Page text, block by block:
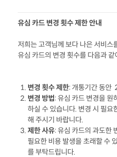
유심 카드 변경 횟수 제한 안내
저희는 고객님께 보다 나은 서비스
유심 카드의 변경 횟수를 다음과
변경 횟수 제한: 개통기간 동안
변경 방법: 유심 카드 변경을 원
하실 수 있습니다. 변경 시 필요
해 주시기 바랍니다.
제한 사유: 유심 카드의 과도한
필요한 비용 발생을 초래할 수
를 부탁드립니다.